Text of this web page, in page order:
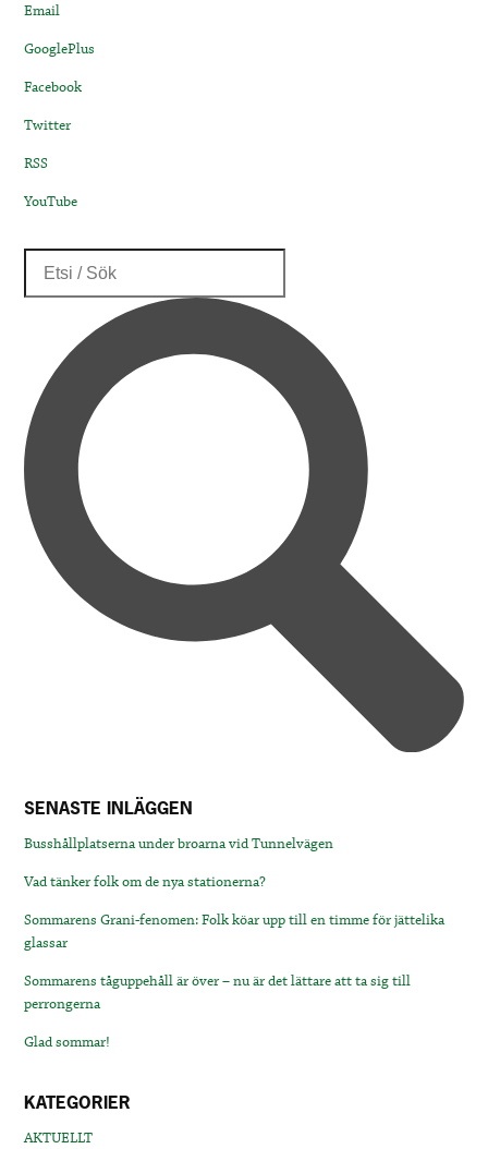
Email
GooglePlus
Facebook
Twitter
RSS
YouTube
SENASTE INLÄGGEN
Busshållplatserna under broarna vid Tunnelvägen
Vad tänker folk om de nya stationerna?
Sommarens Grani-fenomen: Folk köar upp till en timme för jättelika
glassar
Sommarens tåguppehåll är över – nu är det lättare att ta sig till
perrongerna
Glad sommar!
KATEGORIER
AKTUELLT